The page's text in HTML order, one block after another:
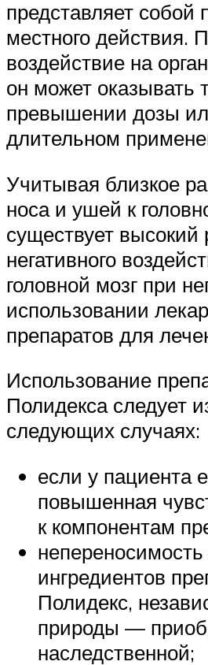
представляет собой
местного действия.
воздействие на
он может оказывать
превышении дозы
длительном
Учитывая близкое
носа и ушей к
существует высокий
негативного
головной мозг при
использовании
препаратов для
Использование
Полидекса следует
следующих случаях:
если у пациента
повышенная
к компонентам
ингредиентов
Полидекс,
природы —
наследственной;